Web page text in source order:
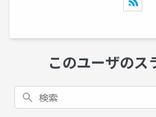
このユーザのス
検索